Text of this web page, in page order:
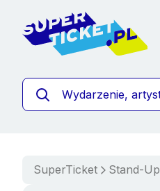
SuperTicket Stand-Up